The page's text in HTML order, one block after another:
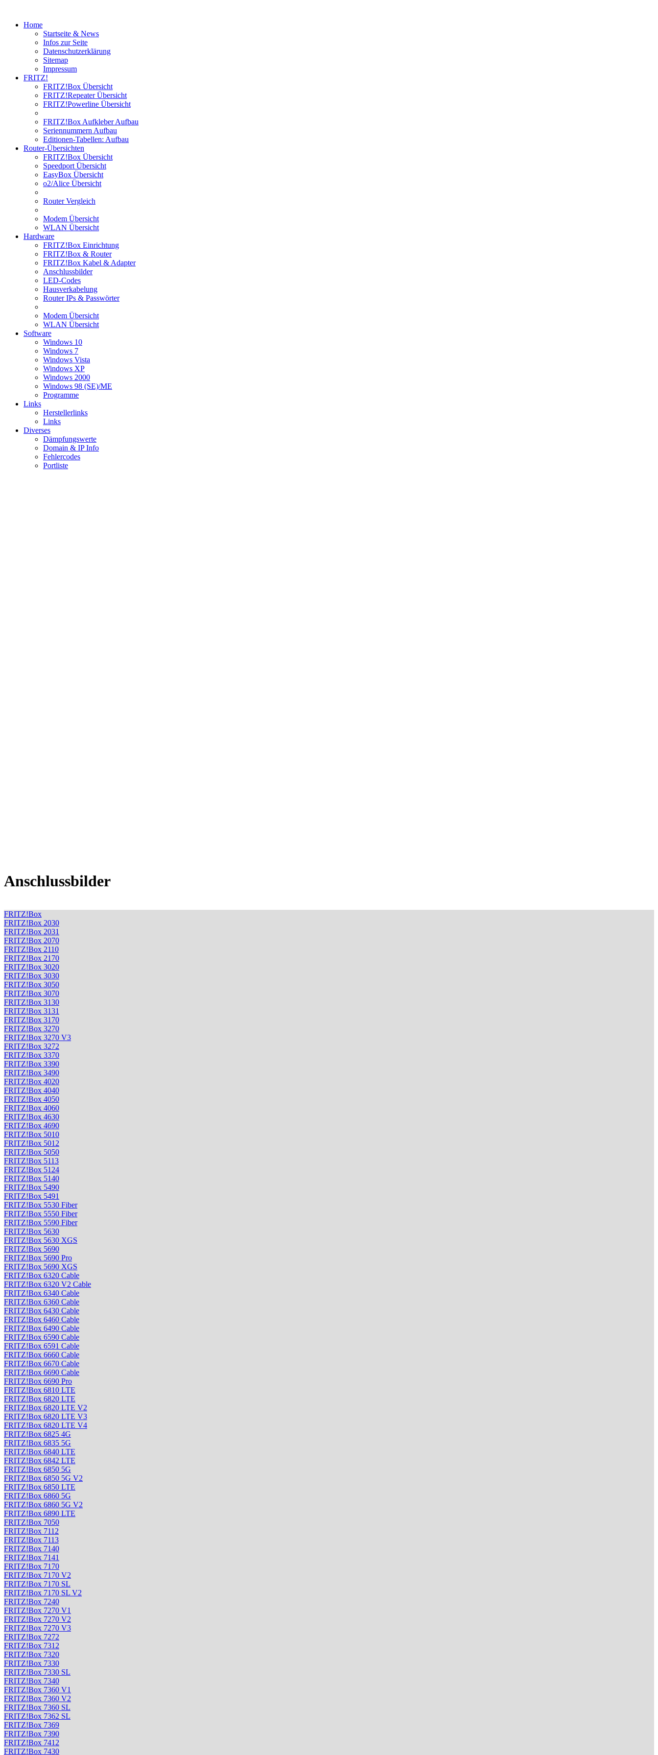
Home
Startseite & News
Infos zur Seite
Datenschutzerklärung
Sitemap
Impressum
FRITZ!
FRITZ!Box Übersicht
FRITZ!Repeater Übersicht
FRITZ!Powerline Übersicht
FRITZ!Box Aufkleber Aufbau
Seriennummern Aufbau
Editionen-Tabellen: Aufbau
Router-Übersichten
FRITZ!Box Übersicht
Speedport Übersicht
EasyBox Übersicht
o2/Alice Übersicht
Router Vergleich
Modem Übersicht
WLAN Übersicht
Hardware
FRITZ!Box Einrichtung
FRITZ!Box & Router
FRITZ!Box Kabel & Adapter
Anschlussbilder
LED-Codes
Hausverkabelung
Router IPs & Passwörter
Modem Übersicht
WLAN Übersicht
Software
Windows 10
Windows 7
Windows Vista
Windows XP
Windows 2000
Windows 98 (SE)/ME
Programme
Links
Herstellerlinks
Links
Diverses
Dämpfungswerte
Domain & IP Info
Fehlercodes
Portliste
Anschlussbilder
FRITZ!Box
FRITZ!Box 2030
FRITZ!Box 2031
FRITZ!Box 2070
FRITZ!Box 2110
FRITZ!Box 2170
FRITZ!Box 3020
FRITZ!Box 3030
FRITZ!Box 3050
FRITZ!Box 3070
FRITZ!Box 3130
FRITZ!Box 3131
FRITZ!Box 3170
FRITZ!Box 3270
FRITZ!Box 3270 V3
FRITZ!Box 3272
FRITZ!Box 3370
FRITZ!Box 3390
FRITZ!Box 3490
FRITZ!Box 4020
FRITZ!Box 4040
FRITZ!Box 4050
FRITZ!Box 4060
FRITZ!Box 4630
FRITZ!Box 4690
FRITZ!Box 5010
FRITZ!Box 5012
FRITZ!Box 5050
FRITZ!Box 5113
FRITZ!Box 5124
FRITZ!Box 5140
FRITZ!Box 5490
FRITZ!Box 5491
FRITZ!Box 5530 Fiber
FRITZ!Box 5550 Fiber
FRITZ!Box 5590 Fiber
FRITZ!Box 5630
FRITZ!Box 5630 XGS
FRITZ!Box 5690
FRITZ!Box 5690 Pro
FRITZ!Box 5690 XGS
FRITZ!Box 6320 Cable
FRITZ!Box 6320 V2 Cable
FRITZ!Box 6340 Cable
FRITZ!Box 6360 Cable
FRITZ!Box 6430 Cable
FRITZ!Box 6460 Cable
FRITZ!Box 6490 Cable
FRITZ!Box 6590 Cable
FRITZ!Box 6591 Cable
FRITZ!Box 6660 Cable
FRITZ!Box 6670 Cable
FRITZ!Box 6690 Cable
FRITZ!Box 6690 Pro
FRITZ!Box 6810 LTE
FRITZ!Box 6820 LTE
FRITZ!Box 6820 LTE V2
FRITZ!Box 6820 LTE V3
FRITZ!Box 6820 LTE V4
FRITZ!Box 6825 4G
FRITZ!Box 6835 5G
FRITZ!Box 6840 LTE
FRITZ!Box 6842 LTE
FRITZ!Box 6850 5G
FRITZ!Box 6850 5G V2
FRITZ!Box 6850 LTE
FRITZ!Box 6860 5G
FRITZ!Box 6860 5G V2
FRITZ!Box 6890 LTE
FRITZ!Box 7050
FRITZ!Box 7112
FRITZ!Box 7113
FRITZ!Box 7140
FRITZ!Box 7141
FRITZ!Box 7170
FRITZ!Box 7170 V2
FRITZ!Box 7170 SL
FRITZ!Box 7170 SL V2
FRITZ!Box 7240
FRITZ!Box 7270 V1
FRITZ!Box 7270 V2
FRITZ!Box 7270 V3
FRITZ!Box 7272
FRITZ!Box 7312
FRITZ!Box 7320
FRITZ!Box 7330
FRITZ!Box 7330 SL
FRITZ!Box 7340
FRITZ!Box 7360 V1
FRITZ!Box 7360 V2
FRITZ!Box 7360 SL
FRITZ!Box 7362 SL
FRITZ!Box 7369
FRITZ!Box 7390
FRITZ!Box 7412
FRITZ!Box 7430